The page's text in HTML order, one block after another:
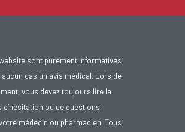
sont purement informatives
cas un avis médical. Lors de
vous devez toujours lire la
ou de questions,
médecin ou pharmacien. Tous